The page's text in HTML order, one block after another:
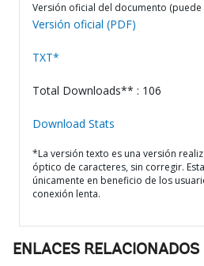
Versión oficial del documento (puede
Versión oficial (PDF)
TXT*
Total Downloads** : 106
Download Stats
*La versión texto es una versión
óptico de caracteres, sin corregir.
únicamente en beneficio de los
conexión lenta.
ENLACES RELACIONADOS